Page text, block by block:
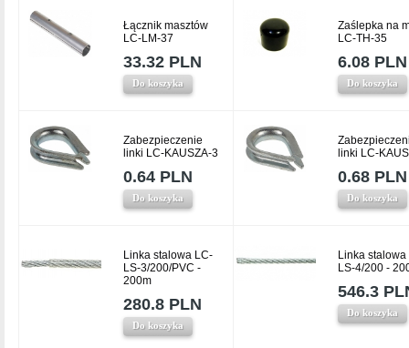
Łącznik masztów
LC-LM-37
33.32 PLN
Do koszyka
Zaślepka na
LC-TH-35
6.08 PLN
Do koszyka
Zabezpieczenie
linki LC-KAUSZA-3
0.64 PLN
Do koszyka
linki LC-
0.68 PLN
Do koszyka
Linka stalowa LC-
LS-3/200/PVC -
200m
280.8 PLN
Do koszyka
Linka stalowa
LS-4/200 -
546.3
Do koszyka